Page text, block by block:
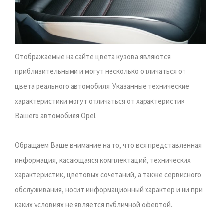
Отображаемые на сайте цвета кузова являются
приблизительными и могут несколько отличаться от
цвета реального автомобиля. Указанные технические
характеристики могут отличаться от характеристик
Вашего автомобиля Opel.
Обращаем Ваше внимание на то, что вся представленная
информация, касающаяся комплектаций, технических
характеристик, цветовых сочетаний, а также сервисного
обслуживания, носит информационный характер и ни при
каких условиях не является публичной офертой,